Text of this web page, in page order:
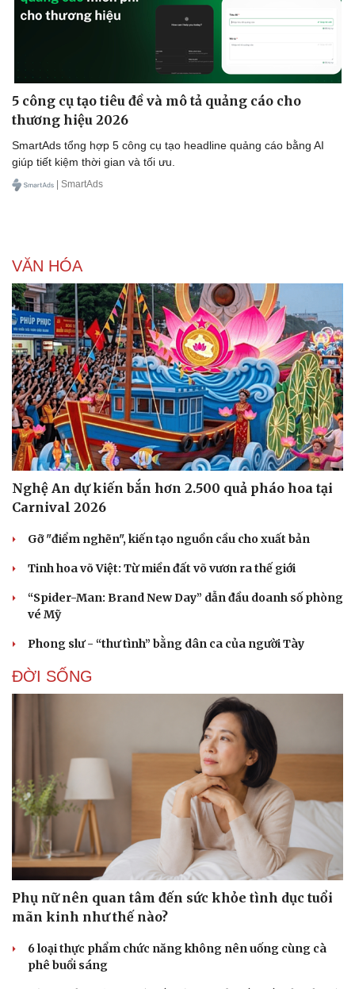
Doanh nghiệp
Thông tin doanh nghiệp
Doanh nghiệp 24h
Doanh nhân
Vì cộng đồng
Công nghệ
Sành điệu
Tin Công nghệ
Trải nghiệm
Chuyển đổi số
5 công cụ tạo tiêu đề và mô tả quảng cáo cho
thương hiệu 2026
SmartAds tổng hợp 5 công cụ tạo headline quảng cáo bằng AI
giúp tiết kiệm thời gian và tối ưu.
| SmartAds
VĂN HÓA
Nghệ An dự kiến bắn hơn 2.500 quả pháo hoa tại
Carnival 2026
Gỡ "điểm nghẽn", kiến tạo nguồn cầu cho xuất bản
Tinh hoa võ Việt: Từ miền đất võ vươn ra thế giới
“Spider-Man: Brand New Day” dẫn đầu doanh số phòng
vé Mỹ
Phong slư - “thư tình” bằng dân ca của người Tày
ĐỜI SỐNG
Phụ nữ nên quan tâm đến sức khỏe tình dục tuổi
mãn kinh như thế nào?
6 loại thực phẩm chức năng không nên uống cùng cà
phê buổi sáng